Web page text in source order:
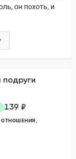
он похоть, и
139 ₽